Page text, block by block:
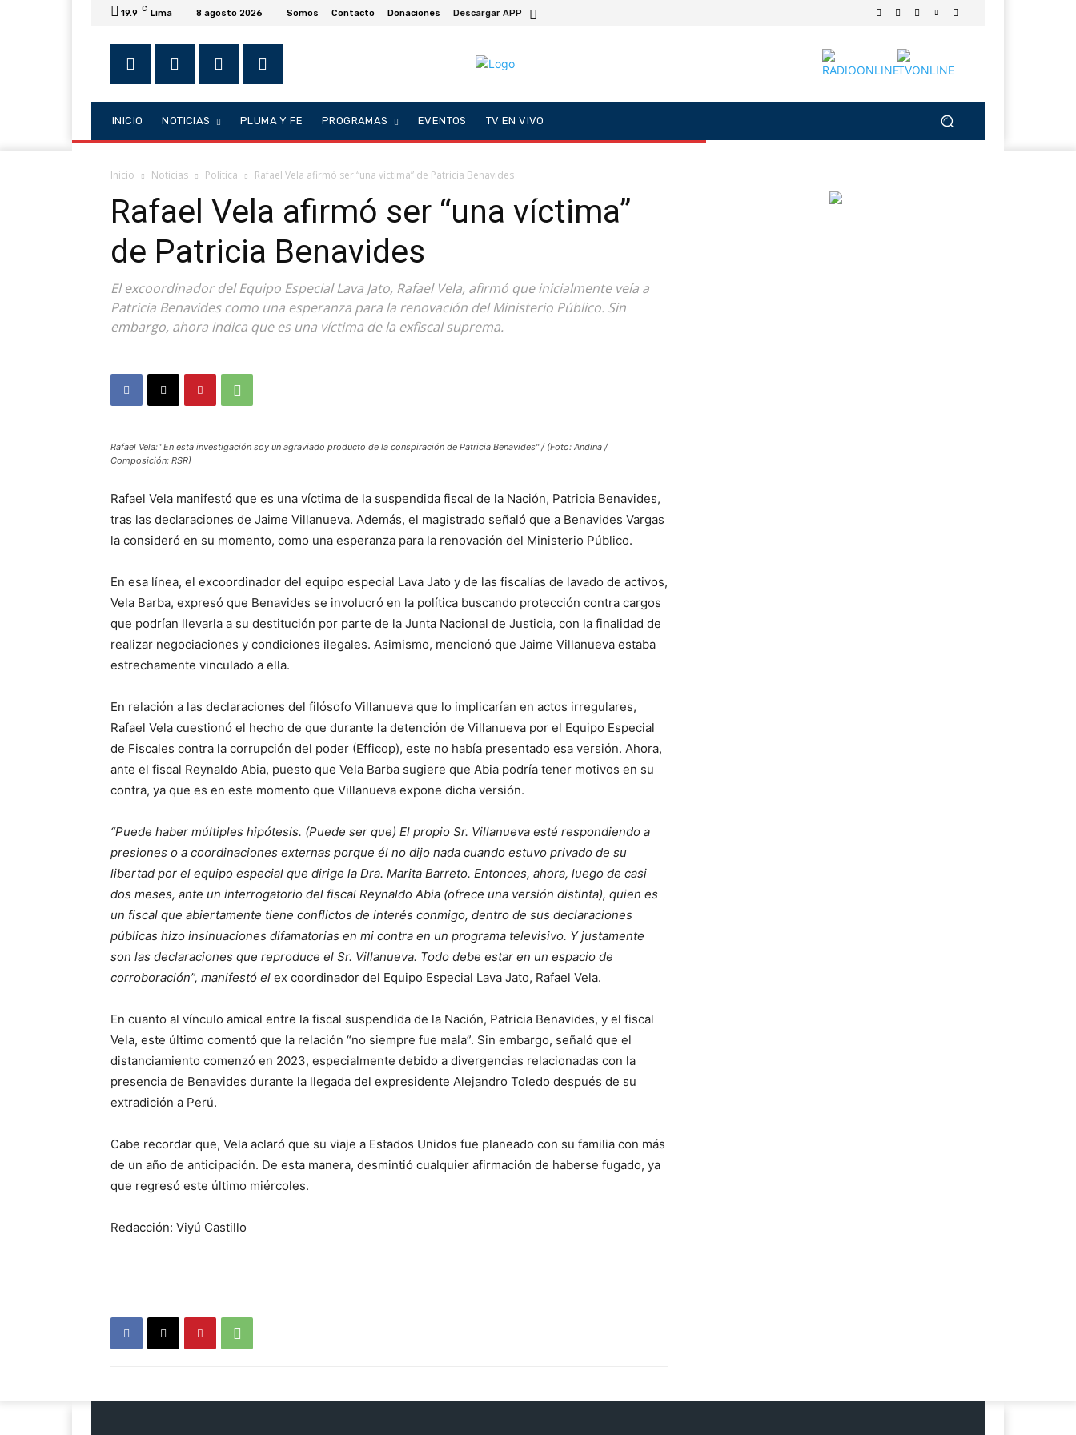
19.9 C Lima 8 agosto 2026 Somos Contacto Donaciones Descargar APP
INICIO NOTICIAS PLUMA Y FE PROGRAMAS EVENTOS TV EN VIVO
Inicio Noticias Política Rafael Vela afirmó ser “una víctima” de Patricia Benavides
Rafael Vela afirmó ser “una víctima”
de Patricia Benavides
El excoordinador del Equipo Especial Lava Jato, Rafael Vela, afirmó que inicialmente veía a
Patricia Benavides como una esperanza para la renovación del Ministerio Público. Sin
embargo, ahora indica que es una víctima de la exfiscal suprema.
Rafael Vela:" En esta investigación soy un agraviado producto de la conspiración de Patricia Benavides" / (Foto: Andina /
Composición: RSR)
Rafael Vela manifestó que es una víctima de la suspendida fiscal de la Nación, Patricia Benavides,
tras las declaraciones de Jaime Villanueva. Además, el magistrado señaló que a Benavides Vargas
la consideró en su momento, como una esperanza para la renovación del Ministerio Público.
En esa línea, el excoordinador del equipo especial Lava Jato y de las fiscalías de lavado de activos,
Vela Barba, expresó que Benavides se involucró en la política buscando protección contra cargos
que podrían llevarla a su destitución por parte de la Junta Nacional de Justicia, con la finalidad de
realizar negociaciones y condiciones ilegales. Asimismo, mencionó que Jaime Villanueva estaba
estrechamente vinculado a ella.
En relación a las declaraciones del filósofo Villanueva que lo implicarían en actos irregulares,
Rafael Vela cuestionó el hecho de que durante la detención de Villanueva por el Equipo Especial
de Fiscales contra la corrupción del poder (Efficop), este no había presentado esa versión. Ahora,
ante el fiscal Reynaldo Abia, puesto que Vela Barba sugiere que Abia podría tener motivos en su
contra, ya que es en este momento que Villanueva expone dicha versión.
“Puede haber múltiples hipótesis. (Puede ser que) El propio Sr. Villanueva esté respondiendo a
presiones o a coordinaciones externas porque él no dijo nada cuando estuvo privado de su
libertad por el equipo especial que dirige la Dra. Marita Barreto. Entonces, ahora, luego de casi
dos meses, ante un interrogatorio del fiscal Reynaldo Abia (ofrece una versión distinta), quien es
un fiscal que abiertamente tiene conflictos de interés conmigo, dentro de sus declaraciones
públicas hizo insinuaciones difamatorias en mi contra en un programa televisivo. Y justamente
son las declaraciones que reproduce el Sr. Villanueva. Todo debe estar en un espacio de
corroboración”, manifestó el ex coordinador del Equipo Especial Lava Jato, Rafael Vela.
En cuanto al vínculo amical entre la fiscal suspendida de la Nación, Patricia Benavides, y el fiscal
Vela, este último comentó que la relación “no siempre fue mala”. Sin embargo, señaló que el
distanciamiento comenzó en 2023, especialmente debido a divergencias relacionadas con la
presencia de Benavides durante la llegada del expresidente Alejandro Toledo después de su
extradición a Perú.
Cabe recordar que, Vela aclaró que su viaje a Estados Unidos fue planeado con su familia con más
de un año de anticipación. De esta manera, desmintió cualquier afirmación de haberse fugado, ya
que regresó este último miércoles.
Redacción: Viyú Castillo